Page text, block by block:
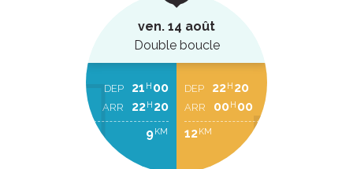
ven. 14 août
Double boucle
DEP 21 H 00
ARR 22H 20
9KM
DEP 22H 20
ARR 00H 00
12KM